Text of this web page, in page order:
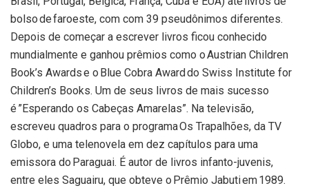
bolso de faroeste, com com 39 pseudônimos diferentes.
Depois de começar a escrever livros ficou conhecido
mundialmente e ganhou prêmios como o Austrian Children
Book’s Awards e o Blue Cobra Award do Swiss Institute for
Children’s Books. Um de seus livros de mais sucesso
é ”Esperando os Cabeças Amarelas”. Na televisão,
escreveu quadros para o programa Os Trapalhões, da TV
Globo, e uma telenovela em dez capítulos para uma
emissora do Paraguai. É autor de livros infanto-juvenis,
entre eles Saguairu, que obteve o Prêmio Jabuti em 1989.